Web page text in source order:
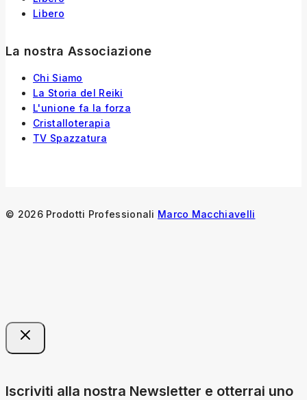
Libero
La nostra Associazione
Chi Siamo
La Storia del Reiki
L'unione fa la forza
Cristalloterapia
TV Spazzatura
© 2026 Prodotti Professionali Marco Macchiavelli
Iscriviti alla nostra Newsletter e otterrai uno